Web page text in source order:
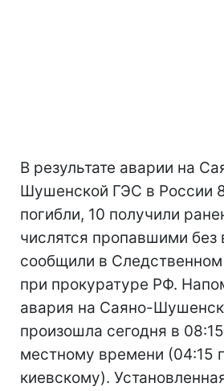
В результате аварии на
Шушенской ГЭС в России
погибли, 10 получили
числятся пропавшими без
сообщили в Следственном
при прокуратуре РФ.
авария на Саяно-
произошла сегодня в
местному времени (04:15
киевскому).